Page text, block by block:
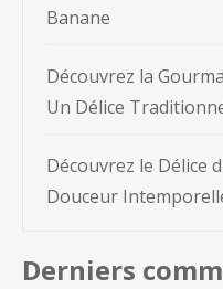
Banane
Découvrez la
Un Délice
Découvrez le Délice
Douceur
Derniers